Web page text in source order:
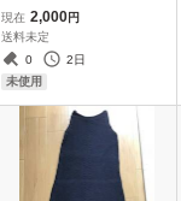
ロペット オーバーオー
ル ラインストーン ス
タッズ サイドファスナ
ー ¥45000 未使用
現在 2,000円
送料未定
0
2日
未使用